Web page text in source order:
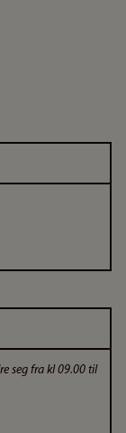
seg fra kl 09.00 til